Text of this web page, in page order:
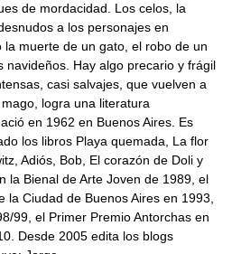
de mordacidad. Los celos, la
a los personajes en
muerte de un gato, el robo de un
Hay algo precario y frágil
casi salvajes, que vuelven a
logra una literatura
en 1962 en Buenos Aires. Es
los libros Playa quemada, La flor
Adiós, Bob, El corazón de Doli y
la Bienal de Arte Joven de 1989, el
Ciudad de Buenos Aires en 1993,
99, el Primer Premio Antorchas en
Desde 2005 edita los blogs